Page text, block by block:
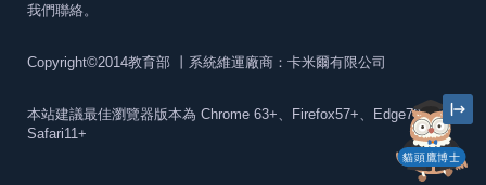
貓頭鷹博士
我們聯絡。
Copyright©2014教育部 丨系統維運廠商：卡米爾有限公司
本站建議最佳瀏覽器版本為 Chrome 63+、Firefox57+、Edge79+及
Safari11+